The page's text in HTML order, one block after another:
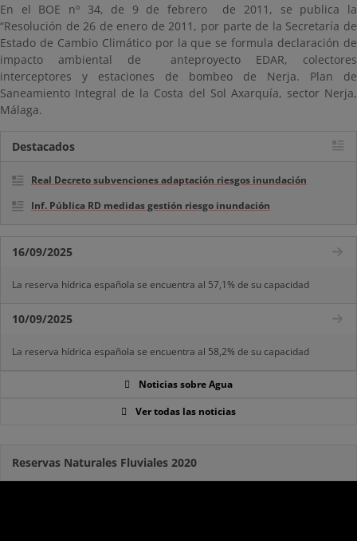
En el BOE nº 34, de 9 de febrero de 2011, se publica la
“Resolución de 26 de enero de 2011, por parte de la Secretaría de
Estado de Cambio Climático por la que se formula declaración de
impacto ambiental de anteproyecto EDAR, colectores
interceptores y estaciones de bombeo de Nerja. Plan de
Saneamiento Integral de la Costa del Sol Axarquía, sector Nerja,
Málaga.
Destacados
Real Decreto subvenciones adaptación riesgos inundación
Inf. Pública RD medidas gestión riesgo inundación
16/09/2025
La reserva hídrica española se encuentra al 57,1% de su capacidad
10/09/2025
La reserva hídrica española se encuentra al 58,2% de su capacidad
Noticias sobre Agua
Ver todas las noticias
Reservas Naturales Fluviales 2020